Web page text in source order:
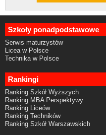
Szkoły ponadpodstawowe
Serwis maturzystów
Licea w Polsce
Technika w Polsce
Rankingi
Ranking Szkół Wyższych
Ranking MBA Perspektywy
Ranking Liceów
Ranking Techników
Ranking Szkół Warszawskich